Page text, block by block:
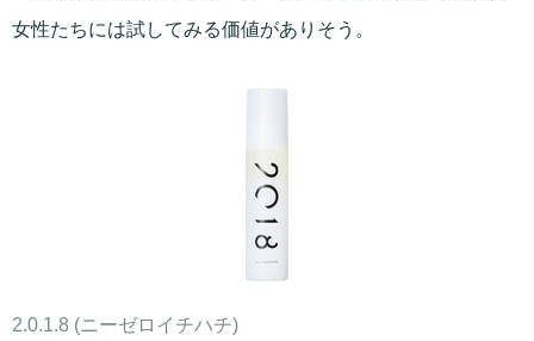
女性たちには試してみる価値がありそう。
2.0.1.8 (ニーゼロイチハチ)